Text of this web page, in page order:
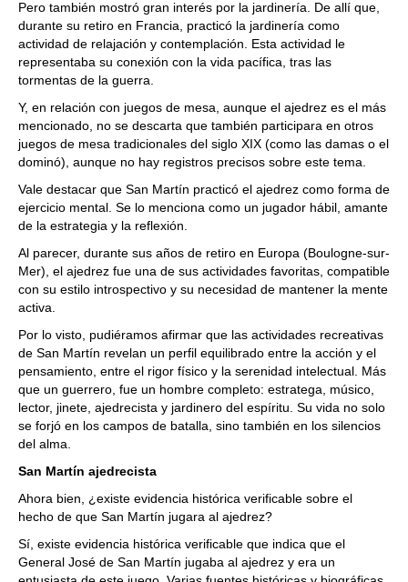
Pero también mostró gran interés por la jardinería. De allí que,
durante su retiro en Francia, practicó la jardinería como
actividad de relajación y contemplación. Esta actividad le
representaba su conexión con la vida pacífica, tras las
tormentas de la guerra.
Y, en relación con juegos de mesa, aunque el ajedrez es el más
mencionado, no se descarta que también participara en otros
juegos de mesa tradicionales del siglo XIX (como las damas o el
dominó), aunque no hay registros precisos sobre este tema.
Vale destacar que San Martín practicó el ajedrez como forma de
ejercicio mental. Se lo menciona como un jugador hábil, amante
de la estrategia y la reflexión.
Al parecer, durante sus años de retiro en Europa (Boulogne-sur-
Mer), el ajedrez fue una de sus actividades favoritas, compatible
con su estilo introspectivo y su necesidad de mantener la mente
activa.
Por lo visto, pudiéramos afirmar que las actividades recreativas
de San Martín revelan un perfil equilibrado entre la acción y el
pensamiento, entre el rigor físico y la serenidad intelectual. Más
que un guerrero, fue un hombre completo: estratega, músico,
lector, jinete, ajedrecista y jardinero del espíritu. Su vida no solo
se forjó en los campos de batalla, sino también en los silencios
del alma.
San Martín ajedrecista
Ahora bien, ¿existe evidencia histórica verificable sobre el
hecho de que San Martín jugara al ajedrez?
Sí, existe evidencia histórica verificable que indica que el
General José de San Martín jugaba al ajedrez y era un